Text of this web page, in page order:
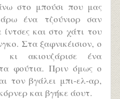
στο μπούσι που μας
ένα τζούνιορ σαν
και στο χάτι του
Στα ξαφνικέισιον, ο
κι ακιουζάρισε ένα
φούτια. Πριν όμως ο
τον βγάλει μπι-ελ-αρ,
και βγήκε άουτ.